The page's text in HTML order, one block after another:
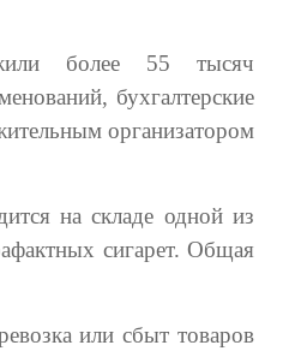
более 55 тысяч
бухгалтерские
организатором
на складе одной из
сигарет. Общая
или сбыт товаров